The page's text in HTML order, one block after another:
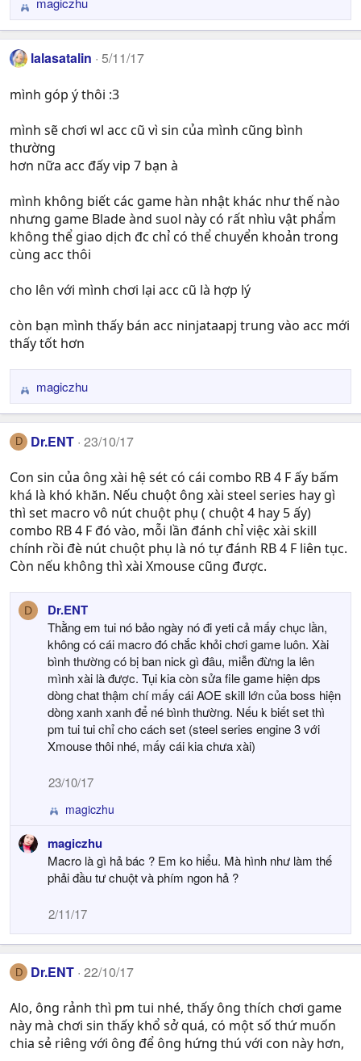
R
e
a
c
i
n
s
:
lalasatalin 5/11/17
mình góp ý thôi :3
mình sẽ chơi wl acc cũ vì sin của mình cũng bình
thường
hơn nữa acc đấy vip 7 bạn à
mình không biết các game hàn nhật khác như thế nào
nhưng game Blade ànd suol này có rất nhìu vật phẩm
không thể giao dịch đc chỉ có thể chuyển khoản trong
cùng acc thôi
cho lên với mình chơi lại acc cũ là hợp lý
còn bạn mình thấy bán acc ninjataapj trung vào acc mới
thấy tốt hơn
R
e
a
c
i
o
n
s
:
magiczhu
D Dr.ENT 23/10/17
Con sin của ông xài hệ sét có cái combo RB 4 F ấy bấm
khá là khó khăn. Nếu chuột ông xài steel series hay gì
thì set macro vô nút chuột phụ ( chuột 4 hay 5 ấy)
combo RB 4 F đó vào, mỗi lần đánh chỉ việc xài skill
chính rồi đè nút chuột phụ là nó tự đánh RB 4 F liên tục.
Còn nếu không thì xài Xmouse cũng được.
D Dr.ENT
Thằng em tui nó bảo ngày nó đi yeti cả mấy chục lần,
không có cái macro đó chắc khỏi chơi game luôn. Xài
bình thường có bị ban nick gì đâu, miễn đừng la lên
mình xài là được. Tụi kia còn sửa file game hiện dps
dòng chat thậm chí mấy cái AOE skill lớn của boss hiện
dòng xanh xanh để né bình thường. Nếu k biết set thì
pm tui tui chỉ cho cách set (steel series engine 3 với
Xmouse thôi nhé, mấy cái kia chưa xài)
23/10/17
R
a
c
t
o
n
s
:
magiczhu
magiczhu
Macro là gì hả bác ? Em ko hiểu. Mà hình như làm thế
phải đầu tư chuột và phím ngon hả ?
2/11/17
D Dr.ENT 22/10/17
Alo, ông rảnh thì pm tui nhé, thấy ông thích chơi game
này mà chơi sin thấy khổ sở quá, có một số thứ muốn
chia sẻ riêng với ông để ông hứng thú với con này hơn,